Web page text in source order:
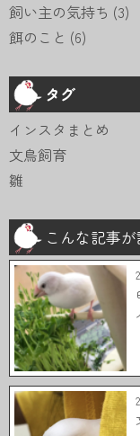
飼い主の気持ち (3)
餌のこと (6)
タグ
インスタまとめ
文鳥飼育
雛
こんな記事